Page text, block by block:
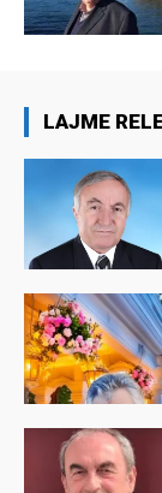
LAJME